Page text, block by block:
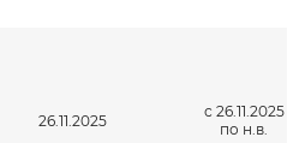
26.11.2025
с 26.11.2025
по н.в.